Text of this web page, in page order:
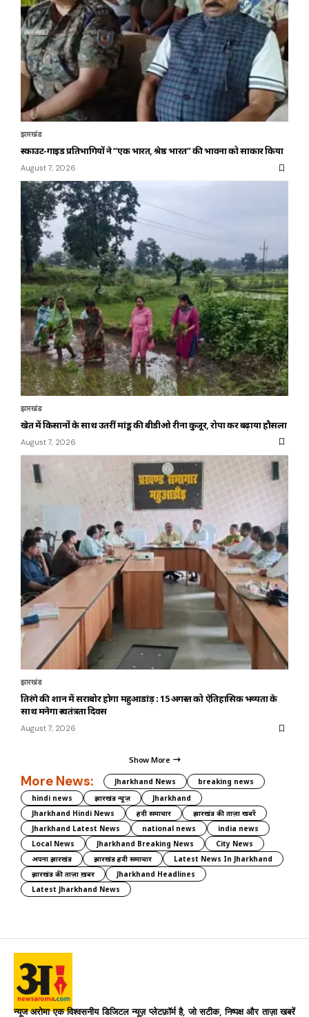
झारखंड
स्काउट-गाइड प्रतिभागियों ने “एक भारत, श्रेष्ठ भारत” की भावना को साकार किया
August 7, 2026
झारखंड
खेत में किसानों के साथ उतरीं मांडू की बीडीओ रीना कुजूर, रोपा कर बढ़ाया हौसला
August 7, 2026
झारखंड
तिरंगे की शान में सराबोर होगा महुआडांड़ : 15 अगस्त को ऐतिहासिक भव्यता के
साथ मनेगा स्वतंत्रता दिवस
August 7, 2026
Show More
More News: Jharkhand News
breaking news
hindi news
झारखंड न्यूज़
Jharkhand
Jharkhand Hindi News
हिंदी समाचार
झारखंड की ताज़ा खबरें
Jharkhand Latest News
national news
india news
Local News
Jharkhand Breaking News
City News
अपना झारखंड
झारखंड हिंदी समाचार
Latest News In Jharkhand
झारखंड की ताज़ा ख़बर
Jharkhand Headlines
Latest Jharkhand News
न्यूज अरोमा एक विश्वसनीय डिजिटल न्यूज़ प्लेटफ़ॉर्म है, जो सटीक, निष्पक्ष और ताज़ा खबरें